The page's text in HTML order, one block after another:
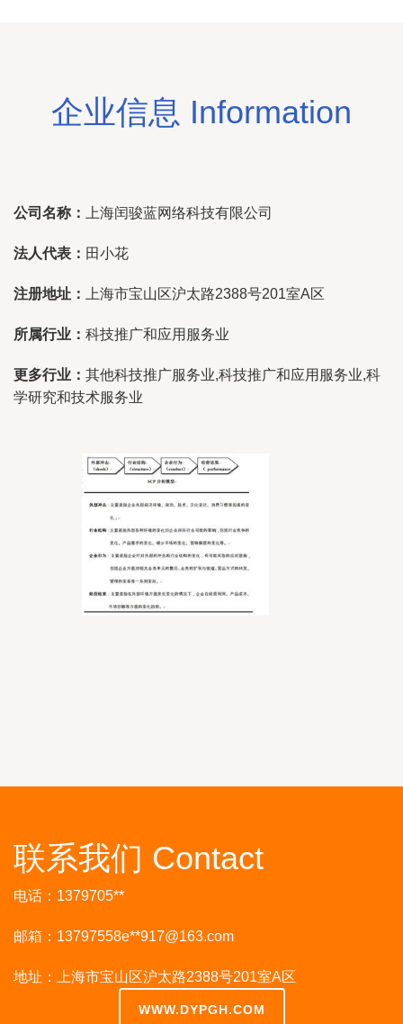
企业信息 Information
公司名称： 上海闰骏蓝网络科技有限公司
法人代表： 田小花
注册地址： 上海市宝山区沪太路2388号201室A区
所属行业： 科技推广和应用服务业
更多行业： 其他科技推广服务业,科技推广和应用服务业,科
学研究和技术服务业
联系我们 Contact
电话：1379705**
邮箱：13797558e**917@163.com
地址：上海市宝山区沪太路2388号201室A区
WWW.DYPGH.COM